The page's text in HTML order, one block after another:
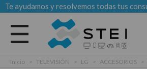
Te ayudamos y resolvemos todas tus
Todas las categorias
Inicio > TELEVISIÓN > LG > ACCESORIOS >